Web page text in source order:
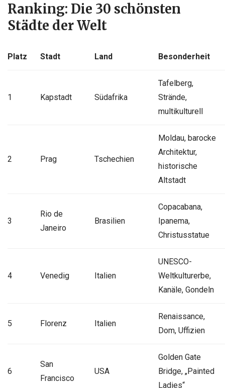
Ranking: Die 30 schönsten
Städte der Welt
Platz Stadt Land Besonderheit
1 Kapstadt Südafrika
Tafelberg,
Strände,
multikulturell
2 Prag Tschechien
Moldau, barocke
Architektur,
historische
Altstadt
3
Rio de
Janeiro
Brasilien
Copacabana,
Ipanema,
Christusstatue
4 Venedig Italien
UNESCO-
Weltkulturerbe,
Kanäle, Gondeln
5 Florenz Italien
Renaissance,
Dom, Uffizien
6
San
Francisco
USA
Golden Gate
Bridge, „Painted
Ladies“